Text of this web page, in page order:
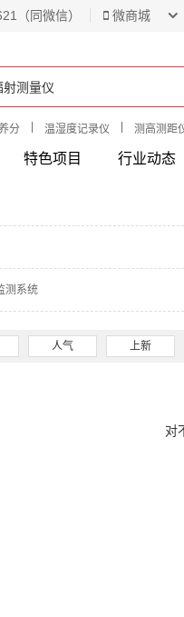
（同微信） 微商城
分 温湿度记录仪 测高测距
特色项目 行业动态
测系统
人气 上新
对